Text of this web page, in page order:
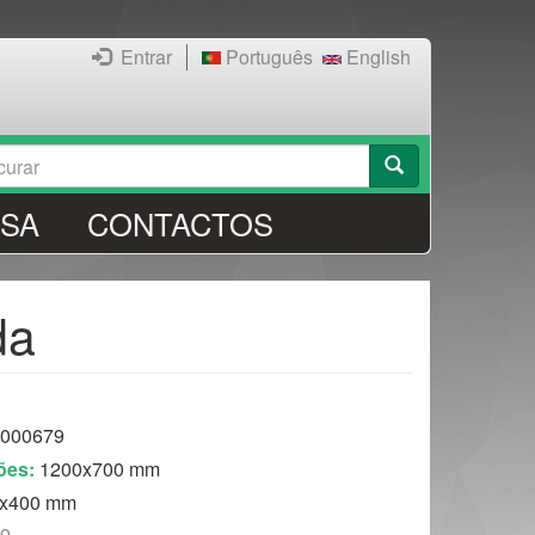
Português English
Entrar
CONTACTOS
1200x700 mm
mm